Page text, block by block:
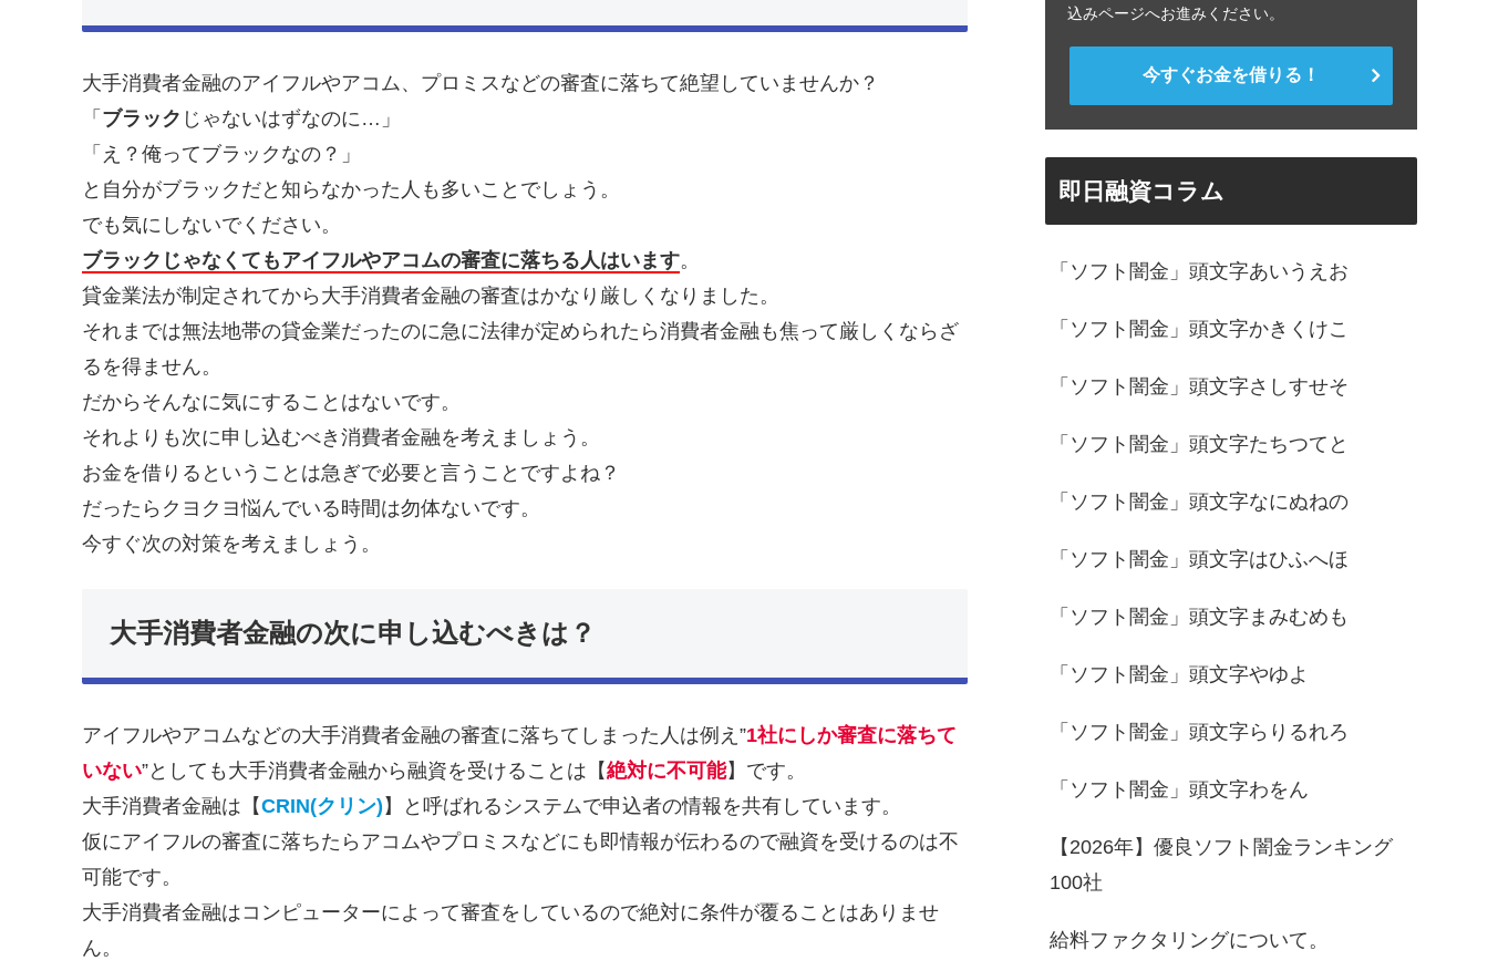
大手消費者金融のアイフルやアコム、プロミスなどの審査に落ちて絶望していませんか？
「 ブラック じゃないはずなのに…」
「え？俺ってブラックなの？」
と自分がブラックだと知らなかった人も多いことでしょう。
でも気にしないでください。
ブラックじゃなくてもアイフルやアコムの審査に落ちる人はいます。
貸金業法が制定されてから大手消費者金融の審査はかなり厳しくなりました。
それまでは無法地帯の貸金業だったのに急に法律が定められたら消費者金融も焦って厳しくならざ
るを得ません。
だからそんなに気にすることはないです。
それよりも次に申し込むべき消費者金融を考えましょう。
お金を借りるということは急ぎで必要と言うことですよね？
だったらクヨクヨ悩んでいる時間は勿体ないです。
今すぐ次の対策を考えましょう。
大手消費者金融の次に申し込むべきは？
アイフルやアコムなどの大手消費者金融の審査に落ちてしまった人は例え”1社にしか審査に落ちて
いない”としても大手消費者金融から融資を受けることは【絶対に不可能】です。
大手消費者金融は【CRIN(クリン) 】と呼ばれるシステムで申込者の情報を共有しています。
仮にアイフルの審査に落ちたらアコムやプロミスなどにも即情報が伝わるので融資を受けるのは不
可能です。
大手消費者金融はコンピューターによって審査をしているので絶対に条件が覆ることはありませ
ん。
込みページへお進みください。
今すぐお金を借りる！
即日融資コラム
「ソフト闇金」頭文字あいうえお
「ソフト闇金」頭文字かきくけこ
「ソフト闇金」頭文字さしすせそ
「ソフト闇金」頭文字たちつてと
「ソフト闇金」頭文字なにぬねの
「ソフト闇金」頭文字はひふへほ
「ソフト闇金」頭文字まみむめも
「ソフト闇金」頭文字やゆよ
「ソフト闇金」頭文字らりるれろ
「ソフト闇金」頭文字わをん
【2026年】優良ソフト闇金ランキング
100社
給料ファクタリングについて。